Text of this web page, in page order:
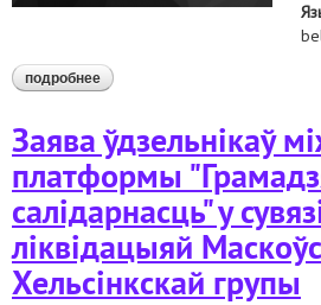
подробнее о заява беларускіх
падтрымцы і салідарнасці з
Заява ўдзельнікаў
платформы
салідарнасць" у
ліквідацыяй
Хельсінкскай групы